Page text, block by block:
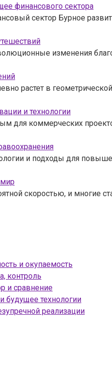
финансового сектора
сектор Бурное
изменения
растет в
и технологии
для коммерческих
и подходы для
скоростью, и многие
и окупаемость
контроль
и сравнение
будущее технологии
реализации